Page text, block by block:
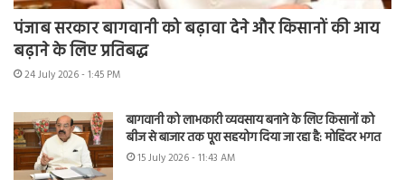
पंजाब सरकार बागवानी को बढ़ावा देने और किसानों की आय
बढ़ाने के लिए प्रतिबद्ध
24 July 2026 - 1:45 PM
बागवानी को लाभकारी व्यवसाय बनाने के लिए किसानों को
बीज से बाजार तक पूरा सहयोग दिया जा रहा है: मोहिंदर भगत
15 July 2026 - 11:43 AM